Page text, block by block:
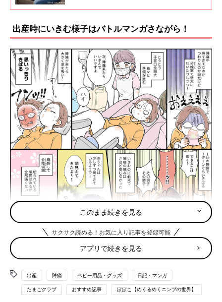
いうときにあわてないためにも、陣痛の始まり
出産時にいきむ様子はバトルマンガさながら！
このまま続きを見る
サクサク読める！お気に入り記事を登録可能
アプリで続きを見る
出産 陣痛 ベビー用品・グッズ 日記・マンガ
たまごクラブ おすすめ記事 ぽぽこ【めくるめくニンプの世界】